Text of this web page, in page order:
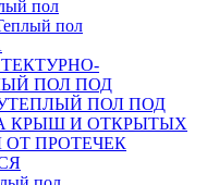
пол
пол
ПОЛ ПОД
ТЕПЛЫЙ ПОЛ ПОД
КРЫШ И ОТКРЫТЫХ
ПРОТЕЧЕК